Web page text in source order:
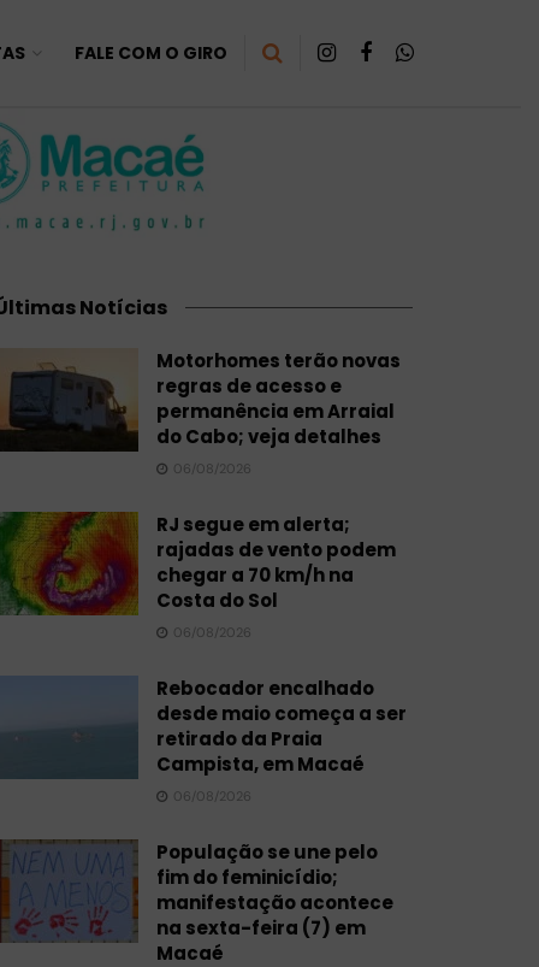
FALE COM O GIRO
Notícias
Motorhomes terão novas
regras de acesso e
permanência em Arraial
do Cabo; veja detalhes
06/08/2026
RJ segue em alerta;
rajadas de vento podem
chegar a 70 km/h na
Costa do Sol
06/08/2026
Rebocador encalhado
desde maio começa a ser
retirado da Praia
Campista, em Macaé
06/08/2026
População se une pelo
fim do feminicídio;
manifestação acontece
na sexta-feira (7) em
Macaé